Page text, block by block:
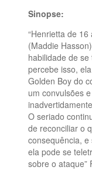
Sinopse:
“Henrietta de
(Maddie
habilidade de
percebe isso,
Golden Boy do
um convulsões
O seriado
de reconciliar o
consequência,
ela pode se
sobre o ataque”